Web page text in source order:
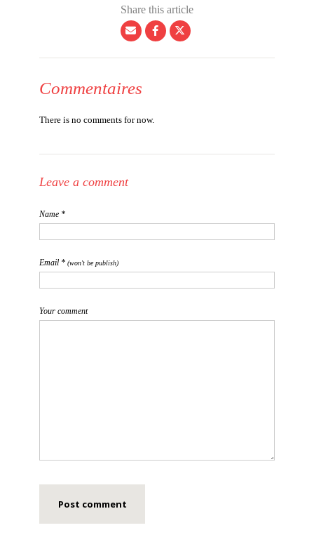
Share this article
Commentaires
There is no comments for now.
Leave a comment
Name *
Email * (won't be publish)
Your comment